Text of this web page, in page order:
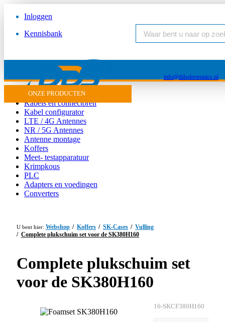
Inloggen
ONZE PRODUCTEN
Kennisbank
info@ddselectronics.nl
Antenne
Kabels en connectoren
Kabel configurator
LTE / 4G Antennes
NR / 5G Antennes
Antenne montage
Koffers
Meet- testapparatuur
Krimpkous
PLC
Adapters en voedingen
Converters
Webshop Koffers SK-Cases
Vulling
Complete plukschuim set voor de SK380H160
Complete plukschuim set
voor de SK380H160
16-SKCF380H160